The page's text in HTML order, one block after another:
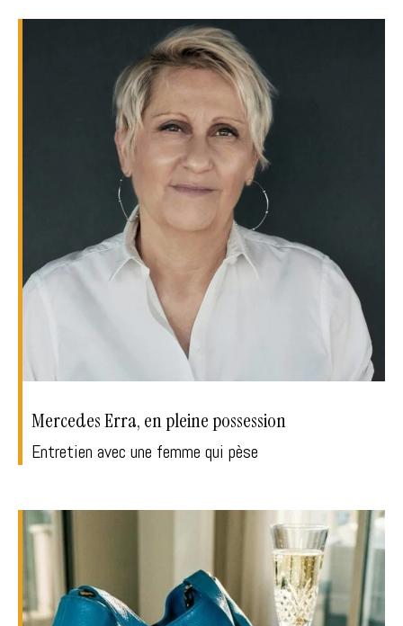
Mercedes Erra, en pleine possession
Entretien avec une femme qui pèse